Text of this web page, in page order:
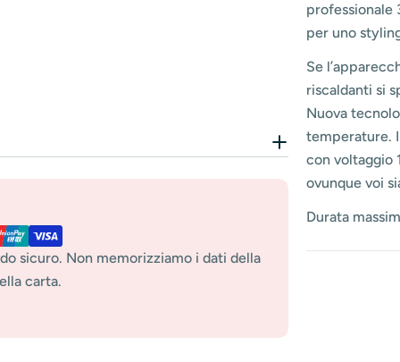
sicuro. Non memorizziamo i dati della
carta.
professionale
per uno
Se
riscaldanti si
Nuova
temperature.
con voltaggio
ovunque voi
Durata